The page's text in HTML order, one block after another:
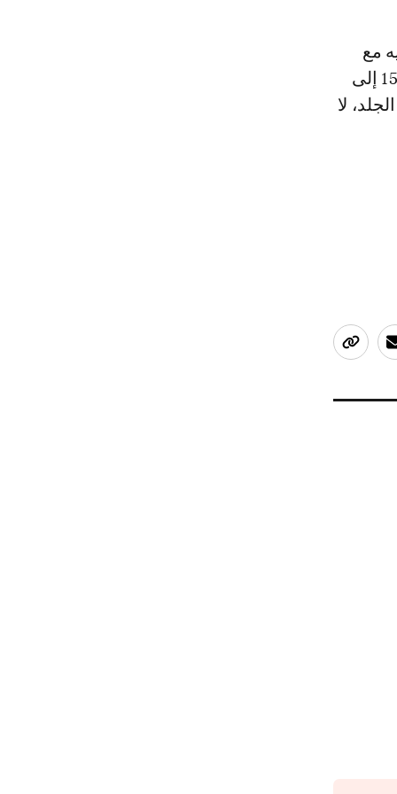
مع
ملعقة صغيرة من اللبن الياغورت، ضعي هذه العجينة على وجهك واتركيها 15 إلى
لا